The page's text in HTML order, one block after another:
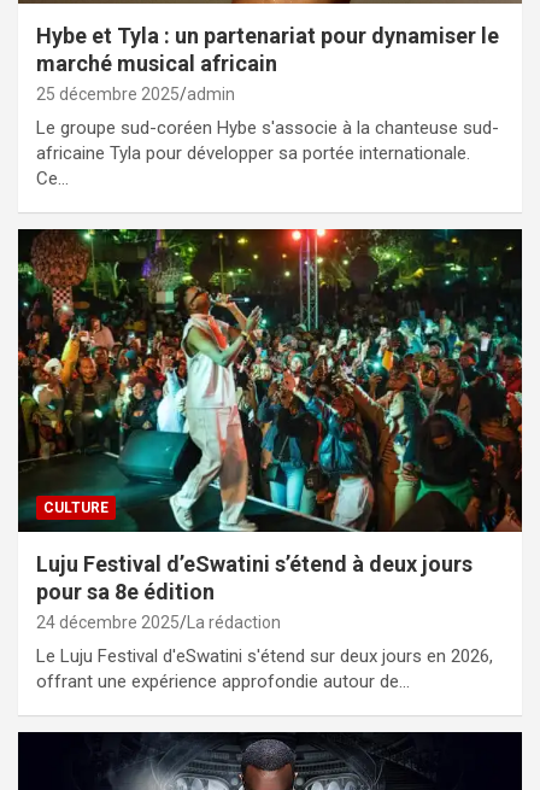
Hybe et Tyla : un partenariat pour dynamiser le
marché musical africain
25 décembre 2025 admin
Le groupe sud-coréen Hybe s'associe à la chanteuse sud-
africaine Tyla pour développer sa portée internationale.
Ce…
CULTURE
Luju Festival d’eSwatini s’étend à deux jours
pour sa 8e édition
24 décembre 2025 La rédaction
Le Luju Festival d'eSwatini s'étend sur deux jours en 2026,
offrant une expérience approfondie autour de…